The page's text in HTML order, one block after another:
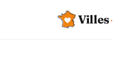
Villes·